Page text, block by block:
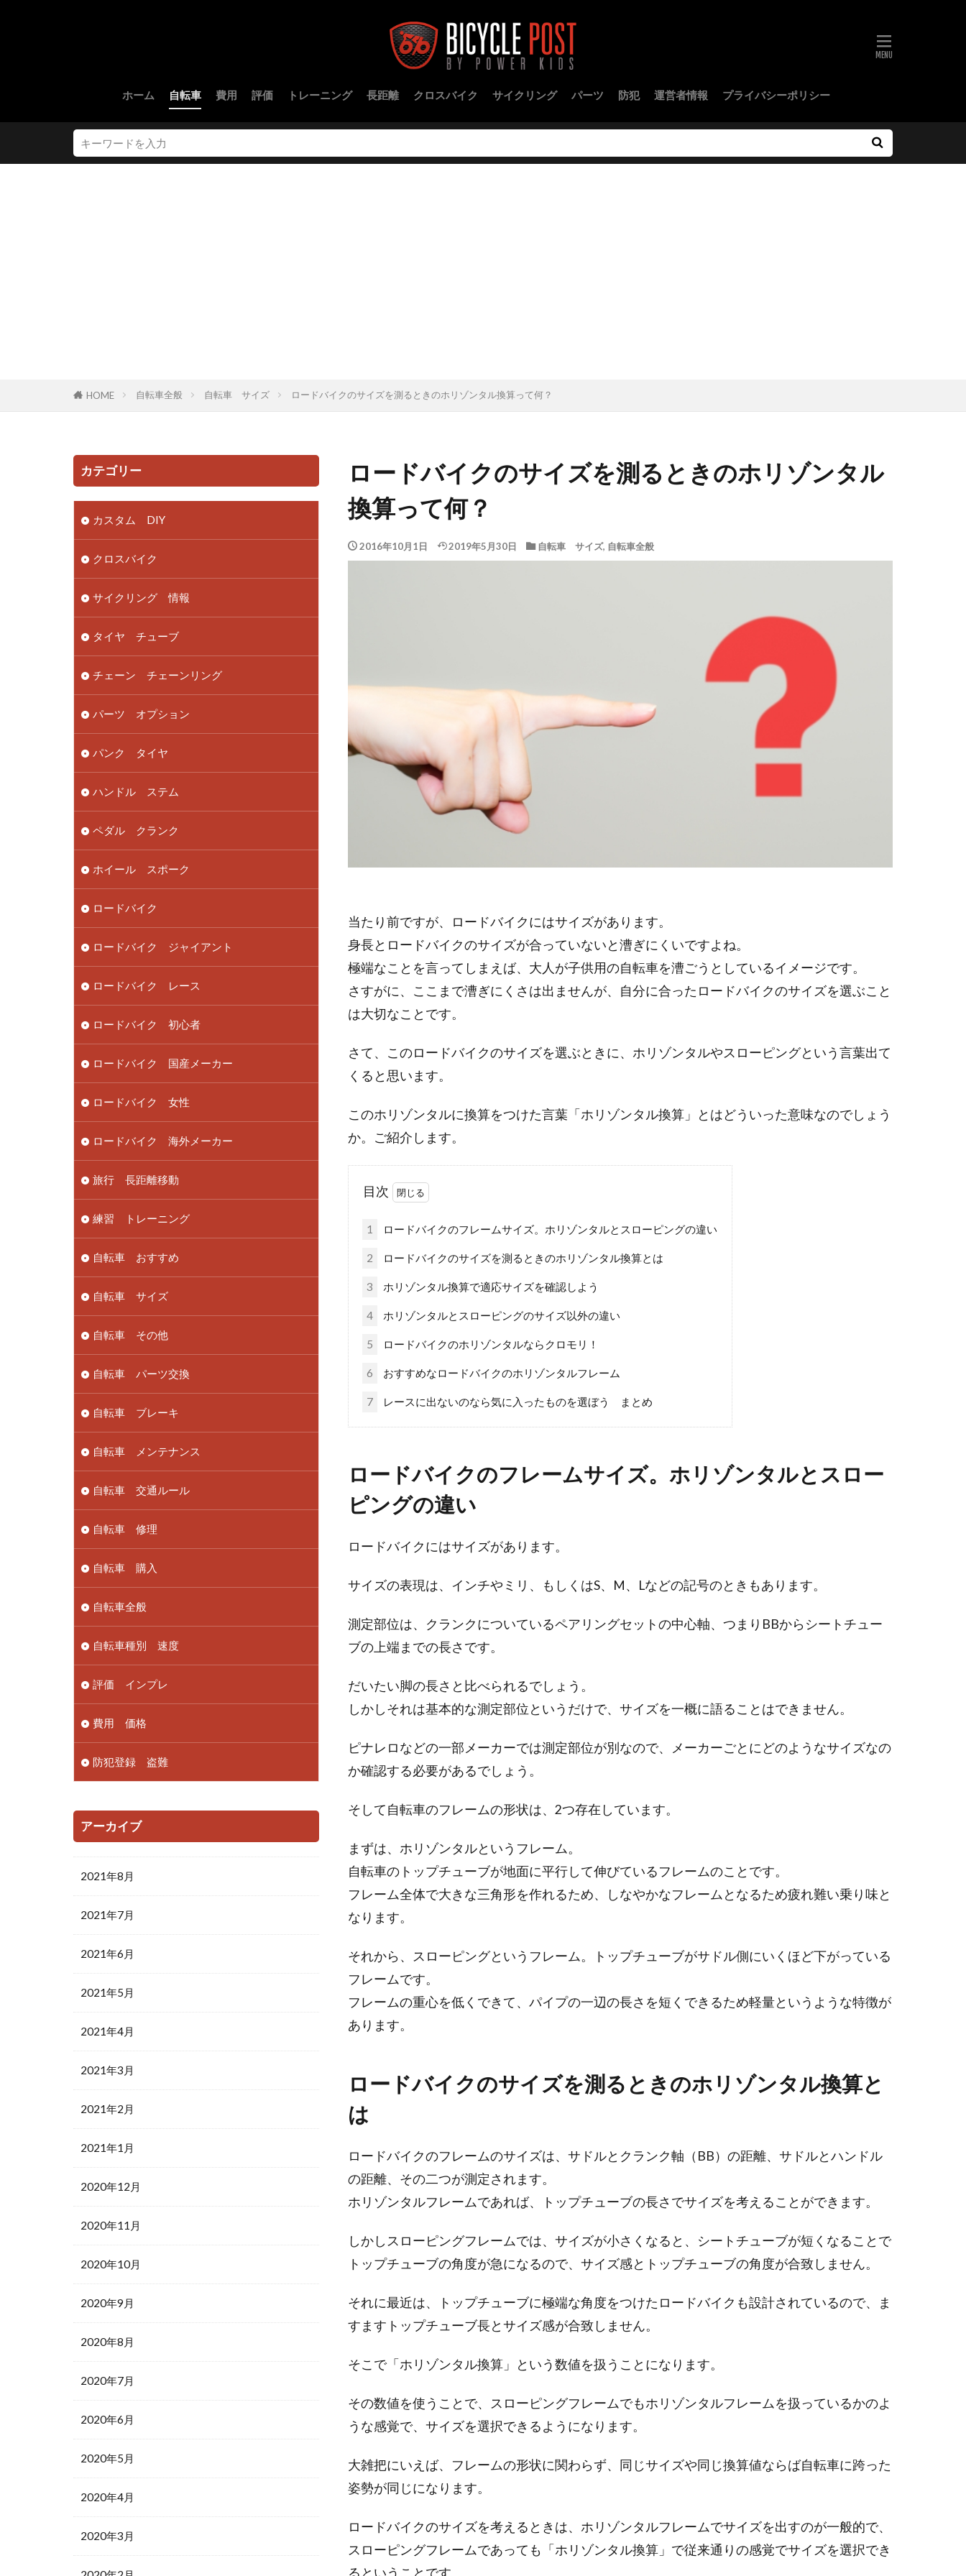
ホーム 自転車 費用 評価 トレーニング 長距離 クロスバイク サイクリング パーツ 防犯 運営者情報 プライバシーポリシー
HOME 自転車全般 自転車 サイズ ロードバイクのサイズを測るときのホリゾンタル換算って何？
ロードバイクのサイズを測るときのホリゾンタル
換算って何？
2016年10月1日 2019年5月30日 自転車 サイズ, 自転車全般
当たり前ですが、ロードバイクにはサイズがあります。
身長とロードバイクのサイズが合っていないと漕ぎにくいですよね。
極端なことを言ってしまえば、大人が子供用の自転車を漕ごうとしているイメージです。
さすがに、ここまで漕ぎにくさは出ませんが、自分に合ったロードバイクのサイズを選ぶこと
は大切なことです。
さて、このロードバイクのサイズを選ぶときに、ホリゾンタルやスローピングという言葉出て
くると思います。
このホリゾンタルに換算をつけた言葉「ホリゾンタル換算」とはどういった意味なのでしょう
か。ご紹介します。
目次
1 ロードバイクのフレームサイズ。ホリゾンタルとスローピングの違い
2 ロードバイクのサイズを測るときのホリゾンタル換算とは
3 ホリゾンタル換算で適応サイズを確認しよう
4 ホリゾンタルとスローピングのサイズ以外の違い
5 ロードバイクのホリゾンタルならクロモリ！
6 おすすめなロードバイクのホリゾンタルフレーム
7 レースに出ないのなら気に入ったものを選ぼう まとめ
ロードバイクのフレームサイズ。ホリゾンタルとスロー
ピングの違い
ロードバイクにはサイズがあります。
サイズの表現は、インチやミリ、もしくはS、M、Lなどの記号のときもあります。
測定部位は、クランクについているペアリングセットの中心軸、つまりBBからシートチュー
ブの上端までの長さです。
だいたい脚の長さと比べられるでしょう。
しかしそれは基本的な測定部位というだけで、サイズを一概に語ることはできません。
ピナレロなどの一部メーカーでは測定部位が別なので、メーカーごとにどのようなサイズなの
か確認する必要があるでしょう。
そして自転車のフレームの形状は、2つ存在しています。
まずは、ホリゾンタルというフレーム。
自転車のトップチューブが地面に平行して伸びているフレームのことです。
フレーム全体で大きな三角形を作れるため、しなやかなフレームとなるため疲れ難い乗り味と
なります。
それから、スローピングというフレーム。トップチューブがサドル側にいくほど下がっている
フレームです。
フレームの重心を低くできて、パイプの一辺の長さを短くできるため軽量というような特徴が
あります。
ロードバイクのサイズを測るときのホリゾンタル換算と
は
ロードバイクのフレームのサイズは、サドルとクランク軸（BB）の距離、サドルとハンドル
の距離、その二つが測定されます。
ホリゾンタルフレームであれば、トップチューブの長さでサイズを考えることができます。
しかしスローピングフレームでは、サイズが小さくなると、シートチューブが短くなることで
トップチューブの角度が急になるので、サイズ感とトップチューブの角度が合致しません。
それに最近は、トップチューブに極端な角度をつけたロードバイクも設計されているので、ま
すますトップチューブ長とサイズ感が合致しません。
そこで「ホリゾンタル換算」という数値を扱うことになります。
その数値を使うことで、スローピングフレームでもホリゾンタルフレームを扱っているかのよ
うな感覚で、サイズを選択できるようになります。
大雑把にいえば、フレームの形状に関わらず、同じサイズや同じ換算値ならば自転車に跨った
姿勢が同じになります。
ロードバイクのサイズを考えるときは、ホリゾンタルフレームでサイズを出すのが一般的で、
スローピングフレームであっても「ホリゾンタル換算」で従来通りの感覚でサイズを選択でき
るということです。
カテゴリー
カスタム DIY
クロスバイク
サイクリング 情報
タイヤ チューブ
チェーン チェーンリング
パーツ オプション
パンク タイヤ
ハンドル ステム
ペダル クランク
ホイール スポーク
ロードバイク
ロードバイク ジャイアント
ロードバイク レース
ロードバイク 初心者
ロードバイク 国産メーカー
ロードバイク 女性
ロードバイク 海外メーカー
旅行 長距離移動
練習 トレーニング
自転車 おすすめ
自転車 サイズ
自転車 その他
自転車 パーツ交換
自転車 ブレーキ
自転車 メンテナンス
自転車 交通ルール
自転車 修理
自転車 購入
自転車全般
自転車種別 速度
評価 インプレ
費用 価格
防犯登録 盗難
アーカイブ
2021年8月
2021年7月
2021年6月
2021年5月
2021年4月
2021年3月
2021年2月
2021年1月
2020年12月
2020年11月
2020年10月
2020年9月
2020年8月
2020年7月
2020年6月
2020年5月
2020年4月
2020年3月